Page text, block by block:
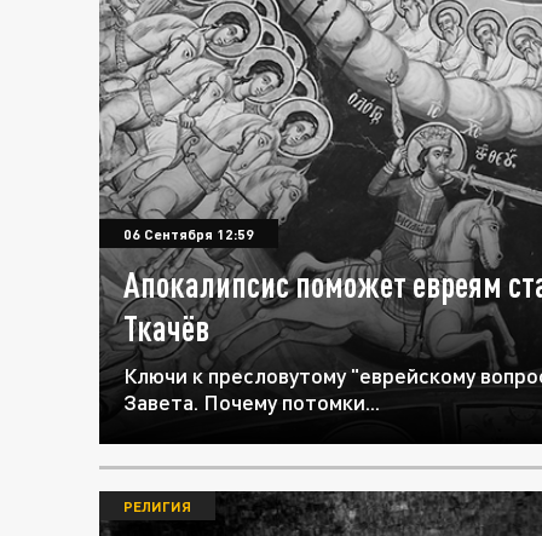
06 Сентября 12:59
Апокалипсис поможет евреям
Ткачёв
Ключи к пресловутому "еврейскому
Завета. Почему потомки...
РЕЛИГИЯ